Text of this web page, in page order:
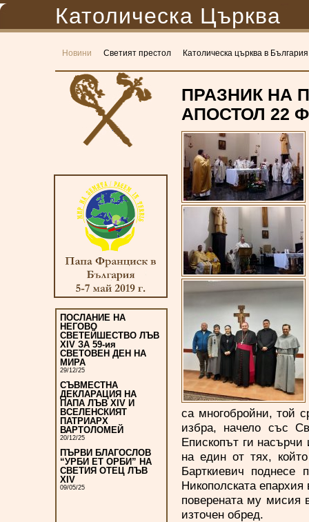
Католическа Църква
Новини Светият престол Католическа църква в България
ПОСЛАНИЕ НА
НЕГОВО
СВЕТЕЙШЕСТВО ЛЪВ
XIV ЗА 59-ия
СВЕТОВЕН ДЕН НА
МИРА
29/12/25
СЪВМЕСТНА
ДЕКЛАРАЦИЯ НА
ПАПА ЛЪВ XIV И
ВСЕЛЕНСКИЯТ
ПАТРИАРХ
ВАРТОЛОМЕЙ
20/12/25
ПЪРВИ БЛАГОСЛОВ
“УРБИ ЕТ ОРБИ” НА
СВЕТИЯ ОТЕЦ ЛЪВ
XIV
09/05/25
ПРАЗНИК НА
АПОСТОЛ 22
са многобройни, той
избра, начело със
Епископът ги
на един от тях,
Барткиевич поднесе
Никополската
поверената му мисия
източен обред.